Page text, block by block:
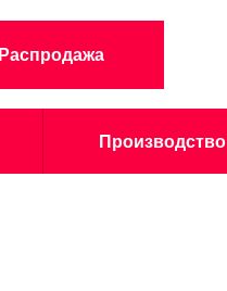
Распродажа
Производство